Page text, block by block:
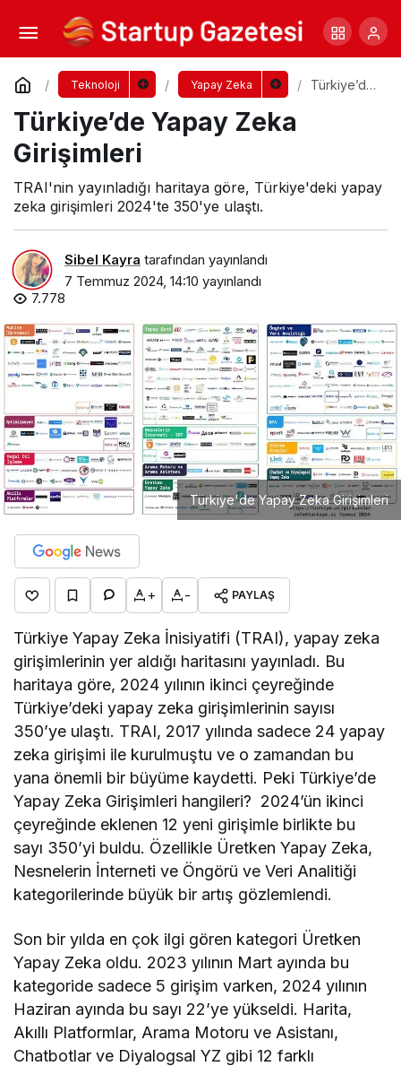
Teknoloji Yapay Zeka
Türkiye’de
Türkiye’de Yapay Zeka
Girişimleri
TRAI'nin yayınladığı haritaya göre, Türkiye'deki yapay
zeka girişimleri 2024'te 350'ye ulaştı.
Sibel Kayra tarafından yayınlandı
7 Temmuz 2024, 14:10 yayınlandı
7.778
Türkiye'de Yapay Zeka Girişimleri
+ - PAYLAŞ
Türkiye Yapay Zeka İnisiyatifi (TRAI), yapay zeka
girişimlerinin yer aldığı haritasını yayınladı. Bu
haritaya göre, 2024 yılının ikinci çeyreğinde
Türkiye’deki yapay zeka girişimlerinin sayısı
350’ye ulaştı. TRAI, 2017 yılında sadece 24 yapay
zeka girişimi ile kurulmuştu ve o zamandan bu
yana önemli bir büyüme kaydetti. Peki Türkiye’de
Yapay Zeka Girişimleri hangileri? 2024’ün ikinci
çeyreğinde eklenen 12 yeni girişimle birlikte bu
sayı 350’yi buldu. Özellikle Üretken Yapay Zeka,
Nesnelerin İnterneti ve Öngörü ve Veri Analitiği
kategorilerinde büyük bir artış gözlemlendi.
Son bir yılda en çok ilgi gören kategori Üretken
Yapay Zeka oldu. 2023 yılının Mart ayında bu
kategoride sadece 5 girişim varken, 2024 yılının
Haziran ayında bu sayı 22’ye yükseldi. Harita,
Akıllı Platformlar, Arama Motoru ve Asistanı,
Chatbotlar ve Diyalogsal YZ gibi 12 farklı
İK ve Yapay Zeka Entegrasyonu
Yorum Yap Paylaş